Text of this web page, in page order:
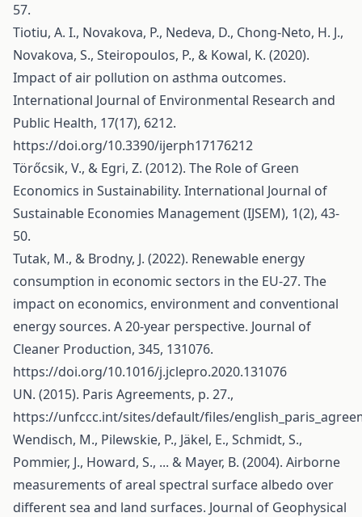
57.
Tiotiu, A. I., Novakova, P., Nedeva, D., Chong-Neto, H. J.,
Novakova, S., Steiropoulos, P., & Kowal, K. (2020).
Impact of air pollution on asthma outcomes.
International Journal of Environmental Research and
Public Health, 17(17), 6212.
https://doi.org/10.3390/ijerph17176212
Törőcsik, V., & Egri, Z. (2012). The Role of Green
Economics in Sustainability. International Journal of
Sustainable Economies Management (IJSEM), 1(2), 43-
50.
Tutak, M., & Brodny, J. (2022). Renewable energy
consumption in economic sectors in the EU-27. The
impact on economics, environment and conventional
energy sources. A 20-year perspective. Journal of
Cleaner Production, 345, 131076.
https://doi.org/10.1016/j.jclepro.2020.131076
UN. (2015). Paris Agreements, p. 27.,
https://unfccc.int/sites/default/files/
Wendisch, M., Pilewskie, P., Jäkel, E., Schmidt, S.,
Pommier, J., Howard, S., ... & Mayer, B. (2004). Airborne
measurements of areal spectral surface albedo over
different sea and land surfaces. Journal of Geophysical